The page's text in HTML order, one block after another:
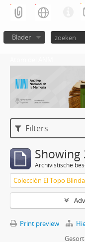
Blader
Filters
Showing
Archivistische
Colección El Topo
Print preview